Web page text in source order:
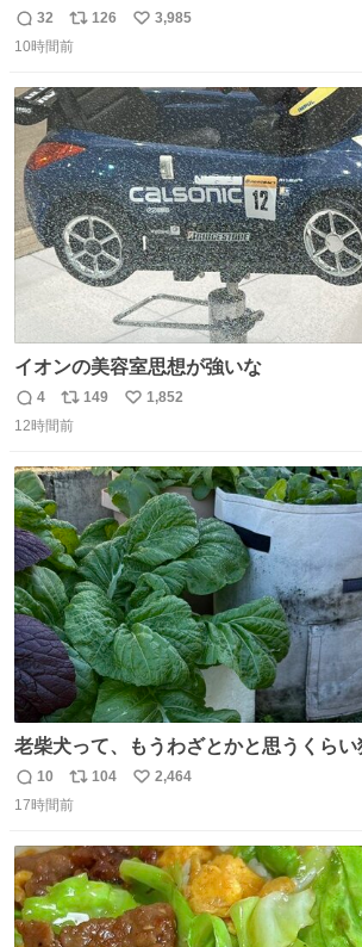
返
信
32
リ
ポ
ト
数
126
い
数
3,985
10時間前
イオンの美容室思想が強いな
返
信
4
リ
ポ
ト
数
149
い
数
1,852
12時間前
老柴犬って、もうわざとかと思うくら
はまりにいくじゃないですか？ 今朝ガ
い主の間にはまってきて、最高に可愛か
返
信
10
リ
ポ
ト
数
104
い
数
2,464
17時間前